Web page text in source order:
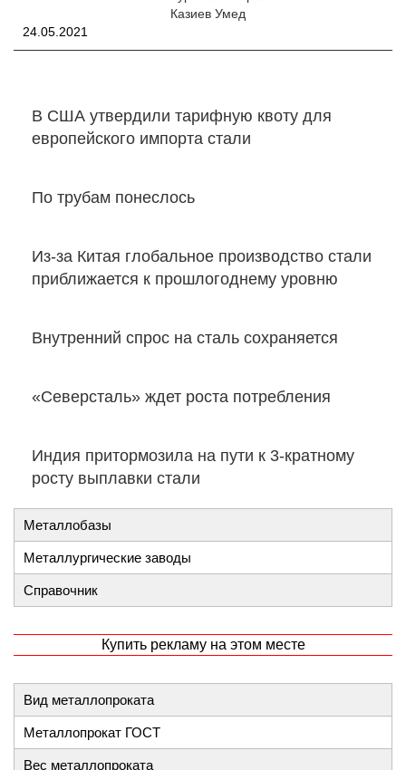
Казиев Умед
24.05.2021
В США утвердили тарифную квоту для
европейского импорта стали
По трубам понеслось
Из-за Китая глобальное производство стали
приближается к прошлогоднему уровню
Внутренний спрос на сталь сохраняется
«Северсталь» ждет роста потребления
Индия притормозила на пути к 3-кратному
росту выплавки стали
Металлобазы
Металлургические заводы
Справочник
Купить рекламу на этом месте
Вид металлопроката
Металлопрокат ГОСТ
Вес металлопроката